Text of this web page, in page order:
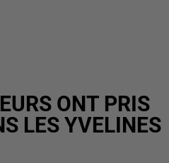
ONT PRIS
LES YVELINES